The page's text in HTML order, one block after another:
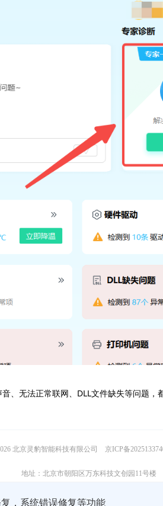
、无法正常联网、DLL文件缺失等问题，
，系统错误修复等功能
北京灵豹智能科技有限公司 京ICP备
地址：北京市朝阳区万东科技文创园11号楼